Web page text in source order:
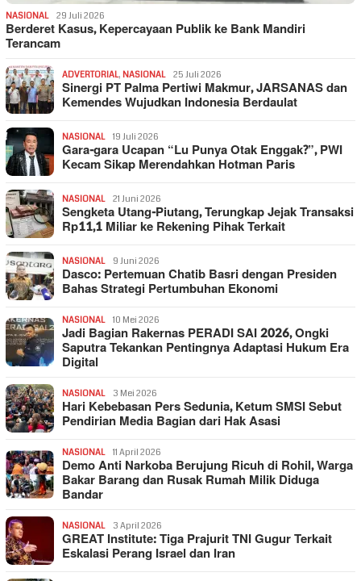
NASIONAL 29 Juli 2026
Berderet Kasus, Kepercayaan Publik ke Bank Mandiri
Terancam
ADVERTORIAL, NASIONAL 25 Juli 2026
Sinergi PT Palma Pertiwi Makmur, JARSANAS dan
Kemendes Wujudkan Indonesia Berdaulat
NASIONAL 19 Juli 2026
Gara-gara Ucapan “Lu Punya Otak Enggak?”, PWI
Kecam Sikap Merendahkan Hotman Paris
NASIONAL 21 Juni 2026
Sengketa Utang-Piutang, Terungkap Jejak Transaksi
Rp11,1 Miliar ke Rekening Pihak Terkait
NASIONAL 9 Juni 2026
Dasco: Pertemuan Chatib Basri dengan Presiden
Bahas Strategi Pertumbuhan Ekonomi
NASIONAL 10 Mei 2026
Jadi Bagian Rakernas PERADI SAI 2026, Ongki
Saputra Tekankan Pentingnya Adaptasi Hukum Era
Digital
NASIONAL 3 Mei 2026
Hari Kebebasan Pers Sedunia, Ketum SMSI Sebut
Pendirian Media Bagian dari Hak Asasi
NASIONAL 11 April 2026
Demo Anti Narkoba Berujung Ricuh di Rohil, Warga
Bakar Barang dan Rusak Rumah Milik Diduga
Bandar
NASIONAL 3 April 2026
GREAT Institute: Tiga Prajurit TNI Gugur Terkait
Eskalasi Perang Israel dan Iran